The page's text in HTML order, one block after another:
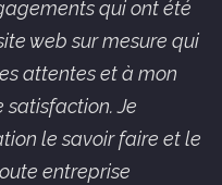
qui ont été
web sur mesure qui
attentes et à mon
Je
le savoir faire et le
entreprise